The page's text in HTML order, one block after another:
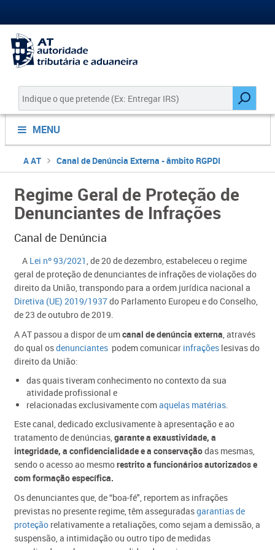
MENU
A AT Canal de Denúncia Externa - âmbito RGPDI
Regime Geral de Proteção de
Denunciantes de Infrações
Canal de Denúncia
​​​​​​​​​​ A Lei nº 93/2021, de 20 de dezembro,estabeleceu o regime
geral de proteção de denunciantes de infrações de violações do
direito da União, transpo​ndo para a ordem jurídica nacional a
Diretiva (UE) 2019/1937do Parlamento Europeu e do Conselho,
de 23 de outubro de 2019.
A AT passou a dispor de umcanal de denúncia externa, através
do qual osdenuncia​ntespodem comunicar infraçõeslesivas do
direito da União:
das quais tiveram conhecimento no contexto da sua
atividade profissional e
relacionadas exclusivamente comaquelas matérias.
Este canal, dedicado exclusivamente à apresentação e ao
tratamento de denúncias,garante a exaustividade, a
integridade, a confidencialidade e a conservaçãodas mesmas,
sendo o acesso ao mesmorestrito a funcionários autorizados e
com formação específica.
Os denunciantes que, de “boa-fé", reportem as infrações
previstas no presente regime, têm asseguradasgarantias de
proteçãorelativamente a retaliações, como sejam a demissão, a
suspensão, a intimidação ou outro tipo de medidas